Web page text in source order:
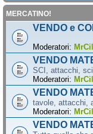
MERCATINO!
VENDO e
Moderatori:
VENDO
SCI, attacchi,
Moderatori:
VENDO
tavole, attacchi,
Moderatori:
VENDO